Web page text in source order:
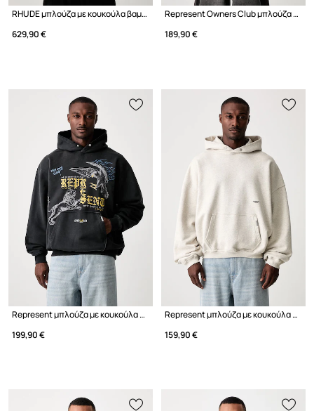
RHUDE μπλούζα με κουκούλα βαμβακερή ανδρική
629,90 €
Represent Owners Club μπλούζα με κουκούλα βαμβακερή ανδρική
189,90 €
Represent μπλούζα με κουκούλα βαμβακερή ανδρική
199,90 €
Represent μπλούζα με κουκούλα βαμβακερή ανδρική
159,90 €